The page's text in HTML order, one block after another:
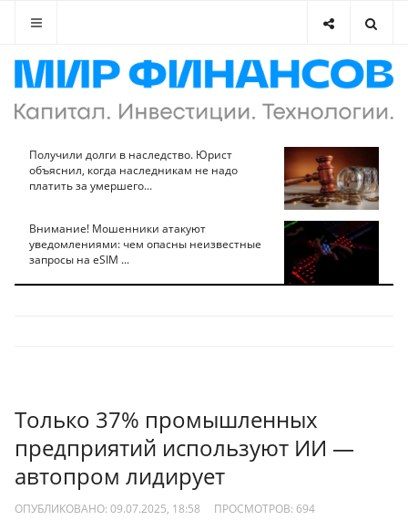
Получили долги в наследство. Юрист
объяснил, когда наследникам не надо
платить за умершего...
Внимание! Мошенники атакуют
уведомлениями: чем опасны неизвестные
запросы на eSIM ...
Только 37% промышленных
предприятий используют ИИ —
автопром лидирует
ОПУБЛИКОВАНО: 09.07.2025, 18:58 ПРОСМОТРОВ: 694